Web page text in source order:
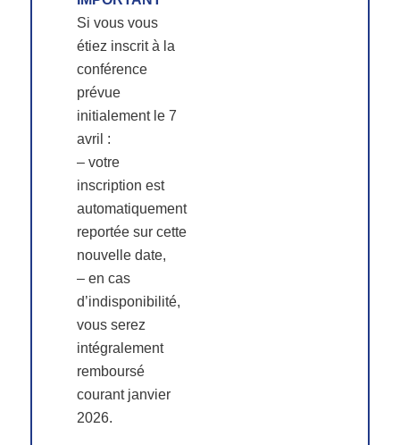
Si vous vous
étiez inscrit à la
conférence
prévue
initialement le 7
avril :
– votre
inscription est
automatiquement
reportée sur cette
nouvelle date,
– en cas
d’indisponibilité,
vous serez
intégralement
remboursé
courant janvier
2026.